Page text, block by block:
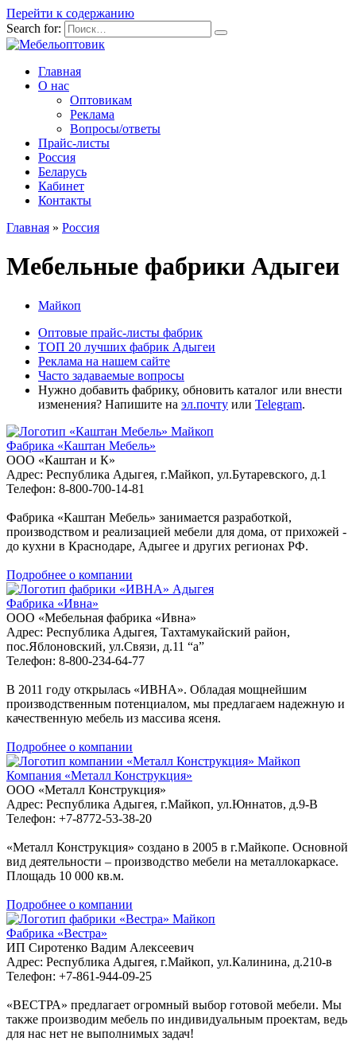
Перейти к содержанию
Search for:
Главная
О нас
Оптовикам
Реклама
Вопросы/ответы
Прайс-листы
Россия
Беларусь
Кабинет
Контакты
Главная » Россия
Мебельные фабрики Адыгеи
Майкоп
Оптовые прайс-листы фабрик
ТОП 20 лучших фабрик Адыгеи
Реклама на нашем сайте
Часто задаваемые вопросы
Нужно добавить фабрику, обновить каталог или внести
изменения? Напишите на эл.почту или Telegram.
Майкоп
Фабрика «Каштан Мебель»
ООО «Каштан и К»
Адрес: Республика Адыгея, г.Майкоп, ул.Бутаревского, д.1
Телефон: 8-800-700-14-81
Фабрика «Каштан Мебель» занимается разработкой,
производством и реализацией мебели для дома, от прихожей -
до кухни в Краснодаре, Адыгее и других регионах РФ.
Подробнее о компании
Адыгея
Фабрика «Ивна»
ООО «Мебельная фабрика «Ивна»
Адрес: Республика Адыгея, Тахтамукайский район,
пос.Яблоновский, ул.Связи, д.11 “а”
Телефон: 8-800-234-64-77
В 2011 году открылась «ИВНА». Обладая мощнейшим
производственным потенциалом, мы предлагаем надежную и
качественную мебель из массива ясеня.
Подробнее о компании
Майкоп
Компания «Металл Конструкция»
ООО «Металл Конструкция»
Адрес: Республика Адыгея, г.Майкоп, ул.Юннатов, д.9-В
Телефон: +7-8772-53-38-20
«Металл Конструкция» создано в 2005 в г.Майкопе. Основной
вид деятельности – производство мебели на металлокаркасе.
Площадь 10 000 кв.м.
Подробнее о компании
Майкоп
Фабрика «Вестра»
ИП Сиротенко Вадим Алексеевич
Адрес: Республика Адыгея, г.Майкоп, ул.Калинина, д.210-в
Телефон: +7-861-944-09-25
«ВЕСТРА» предлагает огромный выбор готовой мебели. Мы
также производим мебель по индивидуальным проектам, ведь
для нас нет не выполнимых задач!